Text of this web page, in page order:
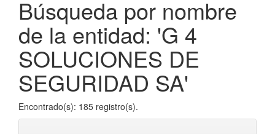
Búsqueda por nombre
de la entidad: 'G 4
SOLUCIONES DE
SEGURIDAD SA'
Encontrado(s): 185 registro(s).